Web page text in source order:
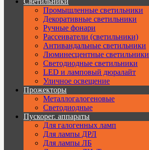
Промышленные светильники
Декоративные светильники
Ручные фонари
Рассеиватели (светильники)
Антивандальные светильники
Люминесцентные светильники
Cветодиодные светильники
LED и ламповый дюралайт
Уличное освещение
Прожекторы
Металлогалогеновые
Светодиодные
Пускорег. аппараты
Для галогенных ламп
Для лампы ДРЛ
Для лампы ЛБ